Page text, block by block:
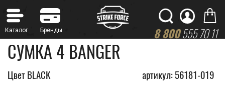
8 800555 70 11
СУМКА 4 BANGER
Цвет BLACK артикул: 56181-019